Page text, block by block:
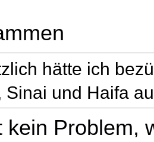
hätte ich
Sinai und Haifa
kein Problem,